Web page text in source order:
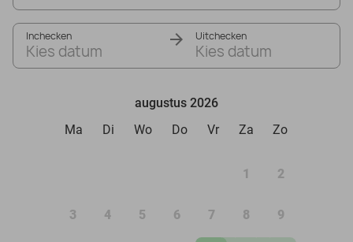
Inchecken
Kies datum
Uitchecken
Kies datum
augustus 2026
Ma
Di Wo Do Vr Za Zo
1 2
3 4 5 6 7 8 9